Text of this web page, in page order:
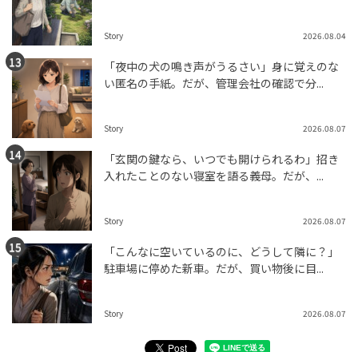
Story 2026.08.04
「夜中の犬の鳴き声がうるさい」身に覚えのな
い匿名の手紙。だが、管理会社の確認で分...
Story 2026.08.07
「玄関の鍵なら、いつでも開けられるわ」招き
入れたことのない寝室を語る義母。だが、...
Story 2026.08.07
「こんなに空いているのに、どうして隣に？」
駐車場に停めた新車。だが、買い物後に目...
Story 2026.08.07